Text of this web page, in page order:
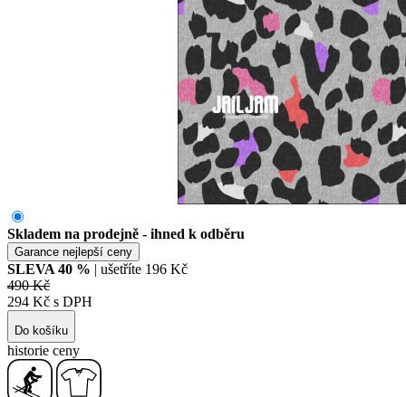
Skladem na prodejně - ihned k odběru
Garance nejlepší ceny
SLEVA 40 % | ušetříte 196 Kč
490 Kč
294 Kč s DPH
Do košíku
historie ceny